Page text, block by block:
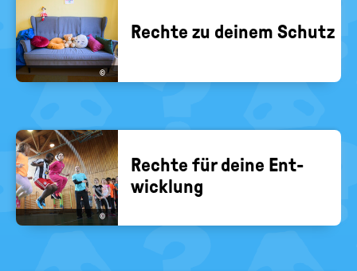
©
Rech­te zu dei­nem Schutz
©
Rech­te für deine Ent­
wick­lung